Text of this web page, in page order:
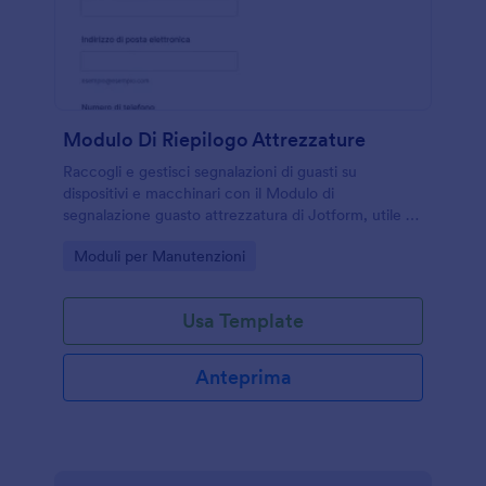
Modulo Di Riepilogo Attrezzature
Raccogli e gestisci segnalazioni di guasti su
dispositivi e macchinari con il Modulo di
segnalazione guasto attrezzatura di Jotform, utile a
raccolta dati e la presa in carico.
Go to Category:
Moduli per Manutenzioni
Usa Template
Anteprima